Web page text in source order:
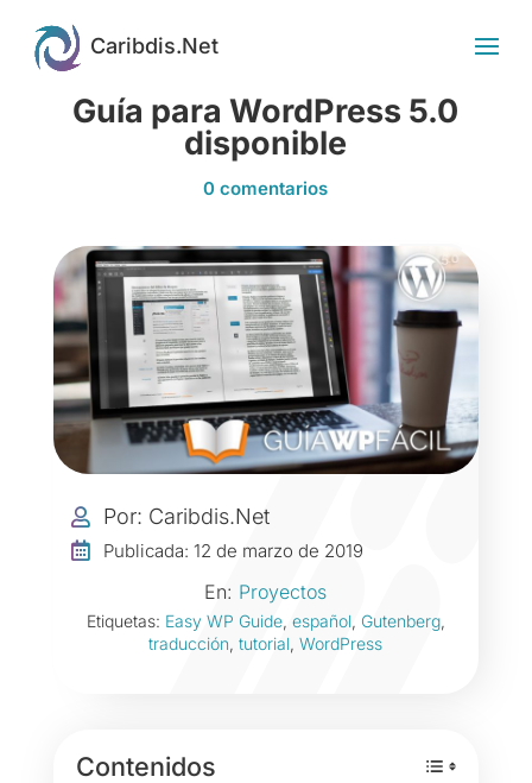
Guía para WordPress 5.0
disponible
0 comentarios
 Por: Caribdis.Net
 Publicada: 12 de marzo de 2019
En: Proyectos
Etiquetas: Easy WP Guide, español, Gutenberg,
traducción,tutorial,WordPress
Contenidos